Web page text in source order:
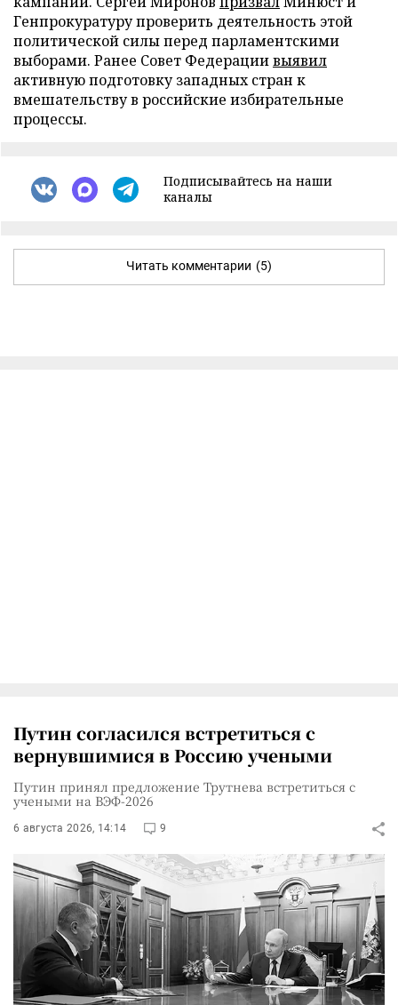
Генпрокуратуру проверить деятельность этой
политической силы перед парламентскими
выборами. Ранее Совет Федерациивыявил
активную подготовку западных стран к
вмешательству в российские избирательные
процессы.
Подписывайтесь на наши
каналы
Читать комментарии (5)
Путин согласился встретиться с
вернувшимися в Россию учеными
Путин принял предложение Трутнева встретиться с
учеными на ВЭФ-2026
6 августа 2026, 14:14 9